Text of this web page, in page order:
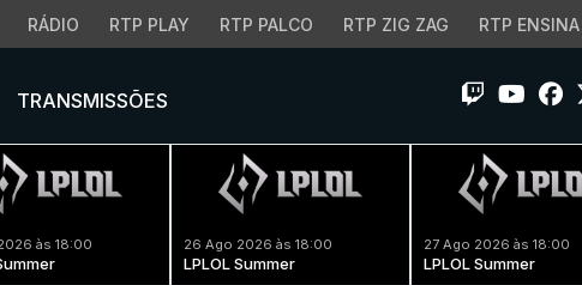
RÁDIO RTP PLAY RTP PALCO RTP ZIG ZAG RTP ENSINA
TRANSMISSÕES
às 18:00 26 Ago 2026 às 18:00
LPLOL Summer
27 Ago 2026 às 18:00
LPLOL Summer